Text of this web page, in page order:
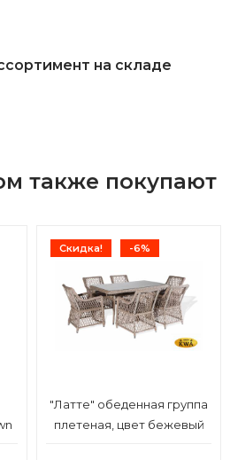
на складе
также покупают
Скидка! -6%
"Латте" обеденная группа
плетеная, цвет бежевый